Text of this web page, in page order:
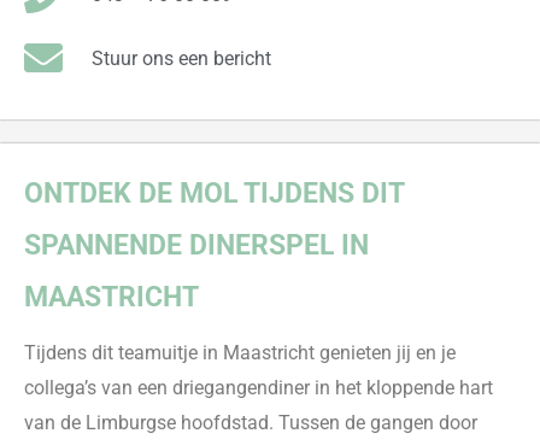
Stuur ons een bericht
ONTDEK DE MOL TIJDENS DIT
SPANNENDE DINERSPEL IN
MAASTRICHT
Tijdens dit teamuitje in Maastricht genieten jij en je
collega’s van een driegangendiner in het kloppende hart
van de Limburgse hoofdstad. Tussen de gangen door